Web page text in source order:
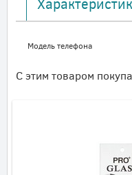
Модель телефона
С этим товаром